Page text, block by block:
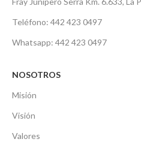
Teléfono: 442 423 0497
Whatsapp: 442 423 0497
NOSOTROS
Misión
Visión
Valores